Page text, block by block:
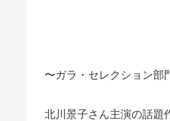
〜ガラ・セレクション部
北川景子さん主演の話題